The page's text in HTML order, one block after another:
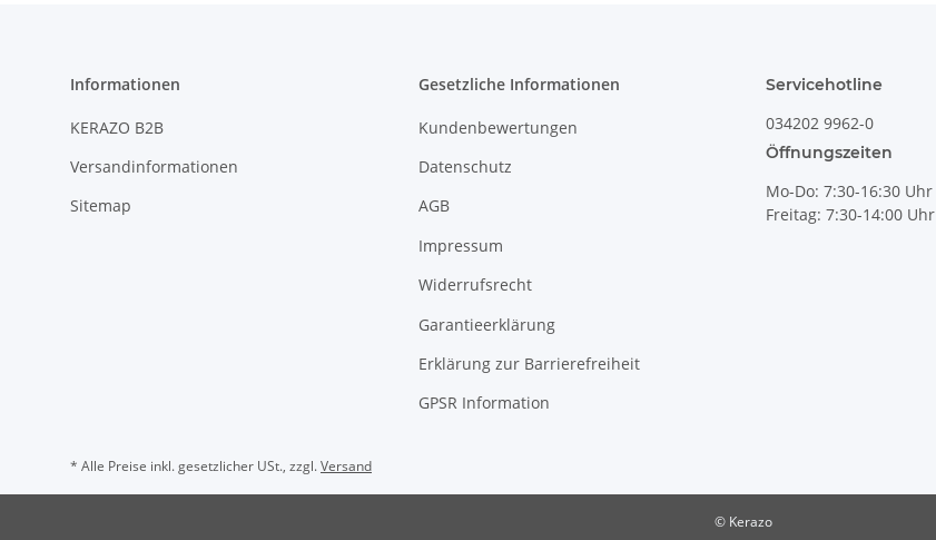
Informationen
KERAZO B2B
Versandinformationen
Sitemap
Gesetzliche Informationen
Kundenbewertungen
Datenschutz
AGB
Impressum
Widerrufsrecht
Garantieerklärung
Erklärung zur Barrierefreiheit
GPSR Information
Servicehotline
034202 9962-0
Öffnungszeiten
Mo-Do: 7:30-16:30 Uhr
Freitag: 7:30-14:00 Uhr
* Alle Preise inkl. gesetzlicher USt., zzgl.Versand
© Kerazo